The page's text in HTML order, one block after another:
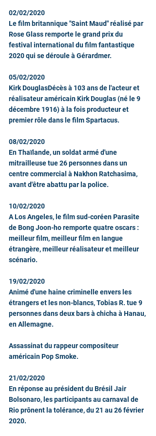
02/02/2020
Le film britannique "Saint Maud" réalisé par
Rose Glass remporte le grand prix du
festival international du film fantastique
2020 qui se déroule à Gérardmer.
05/02/2020
Kirk DouglasDécès à 103 ans de l'acteur et
réalisateur américain Kirk Douglas (né le 9
décembre 1916) à la fois producteur et
premier rôle dans le film Spartacus.
08/02/2020
En Thaïlande, un soldat armé d'une
mitrailleuse tue 26 personnes dans un
centre commercial à Nakhon Ratchasima,
avant d'être abattu par la police.
10/02/2020
A Los Angeles, le film sud-coréen Parasite
de Bong Joon-ho remporte quatre oscars :
meilleur film, meilleur film en langue
étrangère, meilleur réalisateur et meilleur
scénario.
19/02/2020
Animé d'une haine criminelle envers les
étrangers et les non-blancs, Tobias R. tue 9
personnes dans deux bars à chicha à Hanau,
en Allemagne.
Assassinat du rappeur compositeur
américain Pop Smoke.
21/02/2020
En réponse au président du Brésil Jair
Bolsonaro, les participants au carnaval de
Rio prônent la tolérance, du 21 au 26 février
2020.